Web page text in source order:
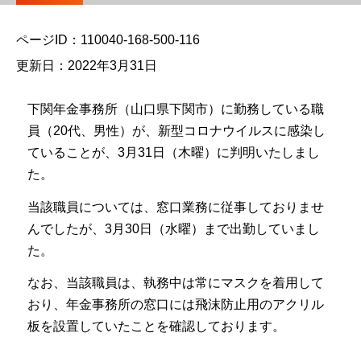
ページID：110040-168-500-116
更新日：2022年3月31日
下関年金事務所（山口県下関市）に勤務している職
員（20代、男性）が、新型コロナウイルスに感染し
ていることが、3月31日（木曜）に判明いたしまし
た。
当該職員については、窓口業務に従事しておりませ
んでしたが、3月30日（水曜）まで出勤していまし
た。
なお、当該職員は、執務中は常にマスクを着用して
おり、年金事務所の窓口には飛沫防止用のアクリル
板を設置していたことを確認しております。